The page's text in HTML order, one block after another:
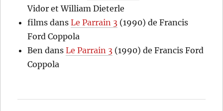
Vidor et William Dieterle
films dansLe Parrain 3 (1990) de Francis
Ford Coppola
Ben dansLe Parrain 3 (1990) de Francis Ford
Coppola